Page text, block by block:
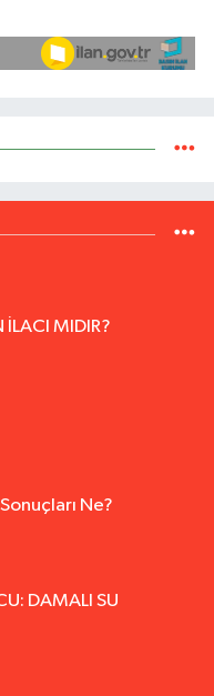
İLACI MIDIR?
Ne?
DAMALI SU